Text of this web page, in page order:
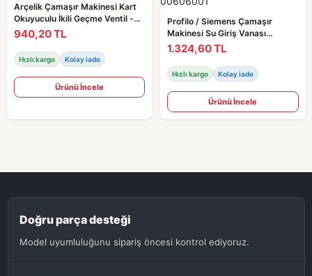
Arçelik Çamaşır Makinesi Kart
Okuyuculu İkili Geçme Ventil -
2841020100 Orjinal
940,20 TL
Hızlı kargo Kolay iade
Ürünü İncele
Profilo / Siemens Çamaşır
Makinesi Su Giriş Vanası
Okuyucu Sensörlü / Ventili -
00606001
1.324,60 TL
Hızlı kargo Kolay iade
Ürünü İncele
Doğru parça desteği
Model uyumluluğunu sipariş öncesi kontrol ediyoruz.